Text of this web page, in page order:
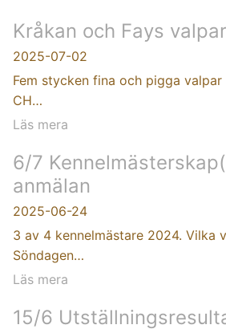
Kråkan och Fays
2025-07-02
Fem stycken fina och pigga
CH…
Läs mera
6/7
anmälan
2025-06-24
3 av 4 kennelmästare 2024. Vilka
Söndagen…
Läs mera
15/6